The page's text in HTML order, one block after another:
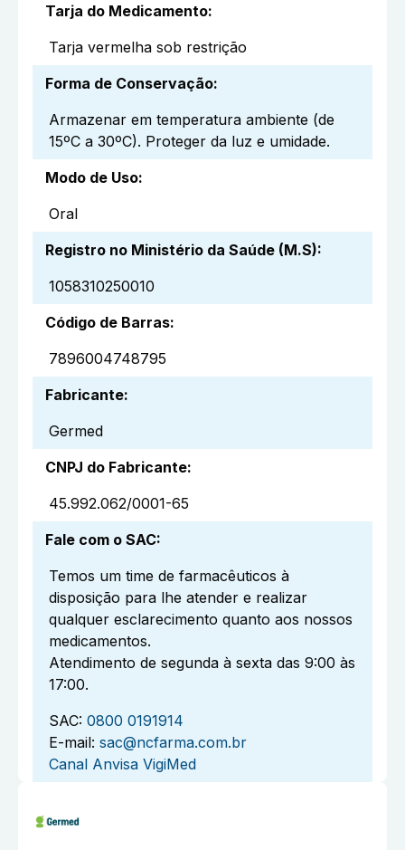
Tarja do Medicamento:
Tarja vermelha sob restrição
Forma de Conservação:
Armazenar em temperatura ambiente (de
15ºC a 30ºC). Proteger da luz e umidade.
Modo de Uso:
Oral
Registro no Ministério da Saúde (M.S):
1058310250010
Código de Barras:
7896004748795
Fabricante:
Germed
CNPJ do Fabricante:
45.992.062/0001-65
Fale com o SAC:
Temos um time de farmacêuticos à
disposição para lhe atender e realizar
qualquer esclarecimento quanto aos nossos
medicamentos.
Atendimento de segunda à sexta das 9:00 às
17:00.
SAC: 0800 0191914
E-mail: sac@ncfarma.com.br
Canal Anvisa VigiMed